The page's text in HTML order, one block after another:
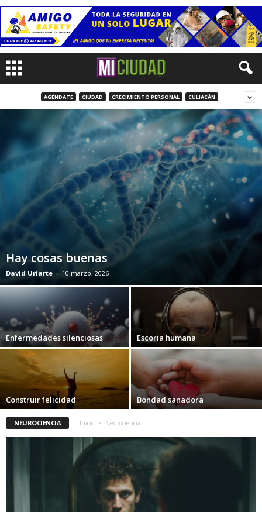
AGÉNDATE CIUDAD CRECIMIENTO PERSONAL CULIACÁN
Hay cosas buenas
David Uriarte - 10 marzo, 2026
Enfermedades silenciosas Escoria humana
Construir felicidad Bondad sanadora
NEUROCIENCIA Inicio Neurociencia